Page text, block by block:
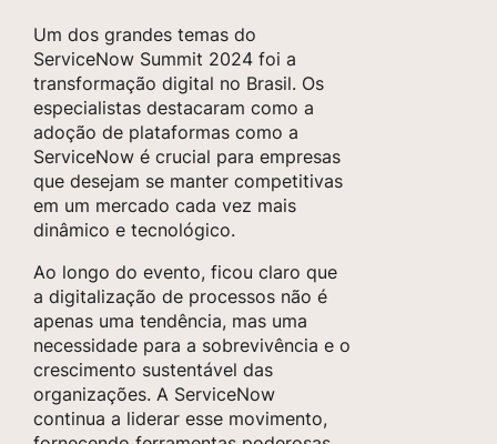
Um dos grandes temas do
ServiceNow Summit 2024 foi a
transformação digital no Brasil. Os
especialistas destacaram como a
adoção de plataformas como a
ServiceNow é crucial para empresas
que desejam se manter competitivas
em um mercado cada vez mais
dinâmico e tecnológico.
Ao longo do evento, ficou claro que
a digitalização de processos não é
apenas uma tendência, mas uma
necessidade para a sobrevivência e o
crescimento sustentável das
organizações. A ServiceNow
continua a liderar esse movimento,